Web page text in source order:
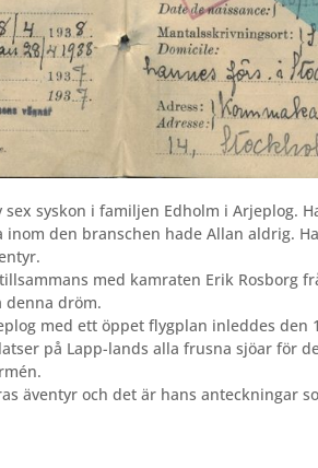
sex syskon i familjen Edholm i Arjeplog.
den branschen hade Allan aldrig.
med kamraten Erik Rosborg
denna dröm.
med ett öppet flygplan inleddes den
på Lapp-lands alla frusna sjöar för
äventyr och det är hans anteckningar